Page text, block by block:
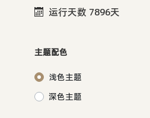
运行天数 7896天
主题配色
浅色主题
深色主题